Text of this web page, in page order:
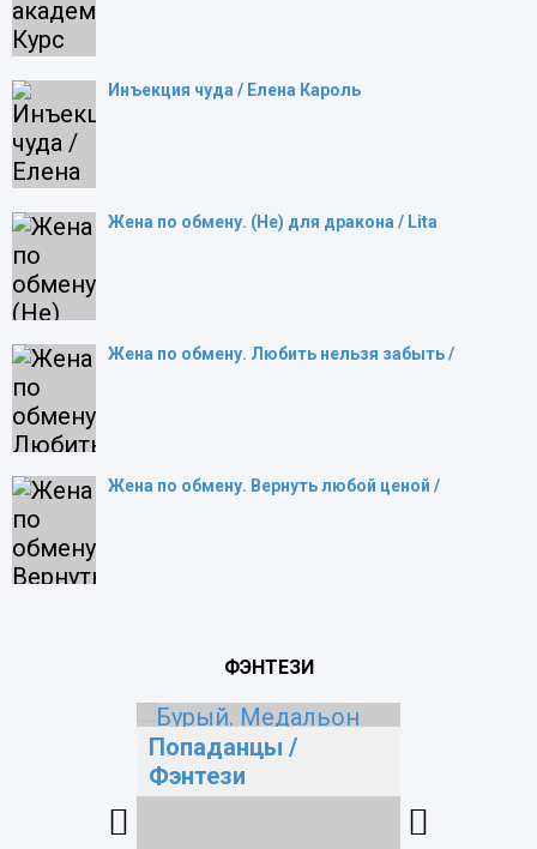
Инъекция чуда / Елена Кароль
Жена по обмену. (Не) для дракона / Lita
Жена по обмену. Любить нельзя забыть /
Жена по обмену. Вернуть любой ценой /
ФЭНТЕЗИ
Попаданцы /
Фэнтези